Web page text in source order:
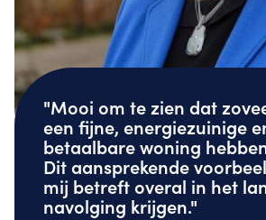
"Mooi om te zien dat
een fijne, energiezuinige
betaalbare woning
Dit aansprekende
mij betreft overal in het
navolging krijgen."